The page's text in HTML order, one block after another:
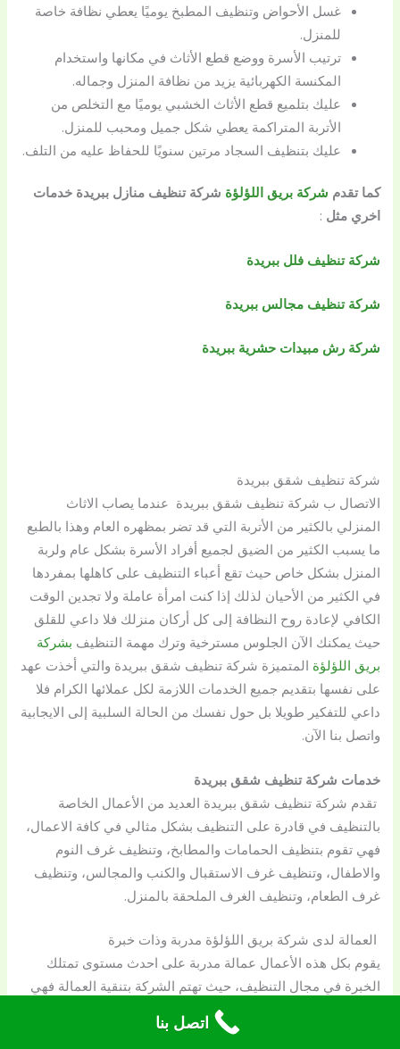
غسل الأحواض وتنظيف المطبخ يوميًا يعطي نظافة خاصة
للمنزل.
ترتيب الأسرة ووضع قطع الأثاث في مكانها واستخدام
المكنسة الكهربائية يزيد من نظافة المنزل وجماله.
عليك بتلميع قطع الأثاث الخشبي يوميًا مع التخلص من
الأتربة المتراكمة يعطي شكل جميل ومحبب للمنزل.
عليك بتنظيف السجاد مرتين سنويًا للحفاظ عليه من التلف.
كما تقدم شركة بريق اللؤلؤة شركة تنظيف منازل ببريدة خدمات
اخري مثل :
شركة تنظيف فلل ببريدة
شركة تنظيف مجالس ببريدة
شركة رش مبيدات حشرية ببريدة
شركة تنظيف شقق ببريدة
الاتصال ب شركة تنظيف شقق ببريدة عندما يصاب الاثاث
المنزلي بالكثير من الأتربة التي قد تضر بمظهره العام وهذا بالطبع
ما يسبب الكثير من الضيق لجميع أفراد الأسرة بشكل عام ولربة
المنزل بشكل خاص حيث تقع أعباء التنظيف على كاهلها بمفردها
في الكثير من الأحيان لذلك إذا كنت امرأة عاملة ولا تجدين الوقت
الكافي لإعادة روح النظافة إلى كل أركان منزلك فلا داعي للقلق
حيث يمكنك الآن الجلوس مسترخية وترك مهمة التنظيف بشركة
بريق اللؤلؤة المتميزة شركة تنظيف شقق ببريدة والتي أخذت عهد
على نفسها بتقديم جميع الخدمات اللازمة لكل عملائها الكرام فلا
داعي للتفكير طويلا بل حول نفسك من الحالة السلبية إلى الايجابية
واتصل بنا الآن.
خدمات شركة تنظيف شقق ببريدة
تقدم شركة تنظيف شقق ببريدة العديد من الأعمال الخاصة
بالتنظيف في قادرة على التنظيف بشكل مثالي في كافة الاعمال،
فهي تقوم بتنظيف الحمامات والمطابخ، وتنظيف غرف النوم
والاطفال، وتنظيف غرف الاستقبال والكنب والمجالس، وتنظيف
غرف الطعام، وتنظيف الغرف الملحقة بالمنزل.
العمالة لدى شركة بريق اللؤلؤة مدربة وذات خبرة
يقوم بكل هذه الأعمال عمالة مدربة على احدث مستوى تمتلك
الخبرة في مجال التنظيف، حيث تهتم الشركة بتنقية العمالة فهي
لا تقبل بعمالة ليس لديها خبرة كما أنها تطلب شهادات خبرة بهذا،
حتى تكون فريق عمل متكامل يقوم بمهامه بدقة واحترافية عالية
اتصل بنا